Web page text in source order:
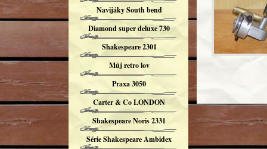
Navijáky South bend
Diamond super deluxe 730
Shakespeare 2301
Můj retro lov
Praxa 3050
Carter & Co LONDON
Shakespeare Noris 2331
Série Shakespeare Ambidex